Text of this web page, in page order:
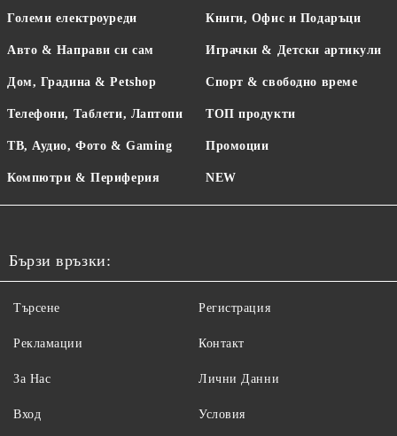
Големи електроуреди
Авто & Направи си сам
Дом, Градина & Petshop
Телефони, Таблети, Лаптопи
ТВ, Аудио, Фото & Gaming
Компютри & Периферия
Книги, Офис и Подаръци
Играчки & Детски артикули
Спорт & свободно време
ТОП продукти
Промоции
NEW
Бързи връзки:
Търсене
Рекламации
За Нас
Вход
Регистрация
Контакт
Лични Данни
Условия